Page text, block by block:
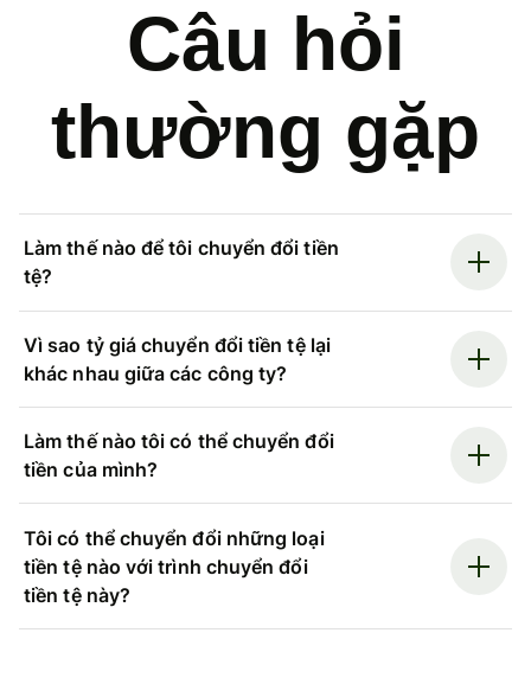
Câu hỏi
thường gặp
Làm thế nào để tôi chuyển đổi tiền
tệ?
Vì sao tỷ giá chuyển đổi tiền tệ lại
khác nhau giữa các công ty?
Làm thế nào tôi có thể chuyển đổi
tiền của mình?
Tôi có thể chuyển đổi những loại
tiền tệ nào với trình chuyển đổi
tiền tệ này?